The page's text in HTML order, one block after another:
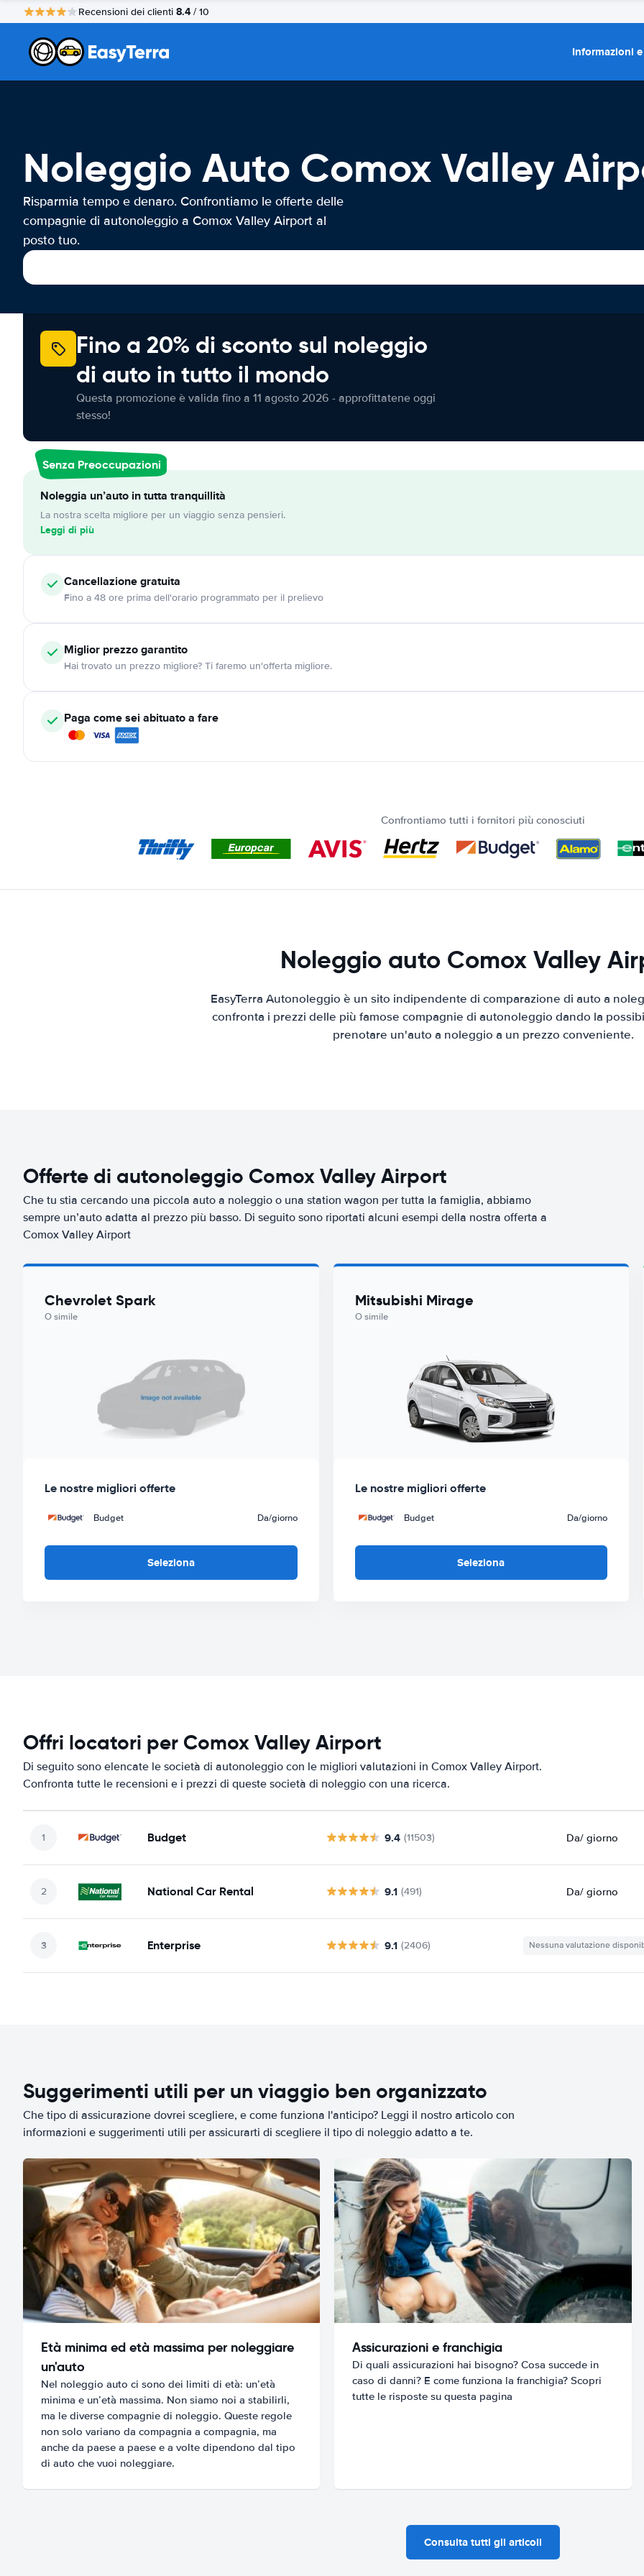
Recensioni dei clienti 8.4 / 10
Informazioni
Noleggio Auto Comox Valley
Risparmia tempo e denaro. Confrontiamo le offerte delle
compagnie di autonoleggio a Comox Valley Airport al
posto tuo.
Fino a 20% di sconto sul noleggio
di auto in tutto il mondo
Questa promozione è valida fino a 11 agosto 2026 - approfittatene oggi
stesso!
Senza Preoccupazioni
Noleggia un’auto in tutta tranquillità
La nostra scelta migliore per un viaggio senza pensieri.
Leggi di più
Cancellazionegratuita
Fino a 48 ore prima dell'orario programmato per il prelievo
Miglior prezzo garantito
Hai trovato un prezzo migliore? Ti faremo un'offerta migliore.
Paga come sei abituato a fare
Confrontiamo tutti i fornitori più conosciuti
Noleggio auto Comox Valley
EasyTerra Autonoleggio è un sito indipendente di comparazione di auto a
confronta i prezzi delle più famose compagnie di autonoleggio dando la
prenotare un'auto a noleggio a un prezzo conveniente.
Offerte di autonoleggio Comox Valley Airport
Che tu stia cercando una piccola auto a noleggio o una station wagon per tutta la famiglia, abbiamo
sempre un’auto adatta al prezzo più basso. Di seguito sono riportati alcuni esempi della nostra offerta a
Comox Valley Airport
Chevrolet Spark
O simile
Le nostre migliori offerte
Budget Da/giorno
Seleziona
Mitsubishi Mirage
O simile
Le nostre migliori offerte
Budget Da/giorno
Seleziona
Offri locatori per Comox Valley Airport
Di seguito sono elencate le società di autonoleggio con le migliori valutazioni in Comox Valley Airport.
Confronta tutte le recensioni e i prezzi di queste società di noleggio con una ricerca.
Budget 9.4 (11503) Da/ giorno
National Car Rental 9.1 (491) Da/ giorno
Enterprise 9.1 (2406) Nessuna valutazione
Suggerimenti utili per un viaggio ben organizzato
Che tipo di assicurazione dovrei scegliere, e come funziona l'anticipo? Leggi il nostro articolo con
informazioni e suggerimenti utili per assicurarti di scegliere il tipo di noleggio adatto a te.
Età minima ed età massima per noleggiare
un'auto
Nel noleggio auto ci sono dei limiti di età: un’età
minima e un’età massima. Non siamo noi a stabilirli,
ma le diverse compagnie di noleggio. Queste regole
non solo variano da compagnia a compagnia, ma
anche da paese a paese e a volte dipendono dal tipo
di auto che vuoi noleggiare.
Assicurazioni e franchigia
Di quali assicurazioni hai bisogno? Cosa succede in
caso di danni? E come funziona la franchigia? Scopri
tutte le risposte su questa pagina
Consulta tutti gli articoli